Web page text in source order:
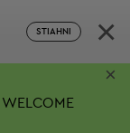
STIAHNI ×
WELCOME
×